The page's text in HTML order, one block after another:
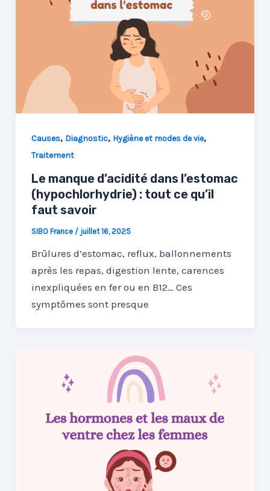
Causes, Diagnostic, Hygiène et modes de vie,
Traitement
Le manque d’acidité dans l’estomac
(hypochlorhydrie) : tout ce qu’il
faut savoir
SIBO France / juillet 16, 2025
Brûlures d’estomac, reflux, ballonnements
après les repas, digestion lente, carences
inexpliquées en fer ou en B12… Ces
symptômes sont presque